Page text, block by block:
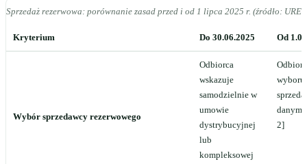
Sprzedaż rezerwowa: porównanie zasad przed i od 1 lipca 2025 r. (źródło:
Kryterium Do 30.06.2025 Od
Wybór sprzedawcy rezerwowego
Odbiorca
wskazuje
samodzielnie w
umowie
dystrybucyjnej
lub
kompleksowej
wyboru
danym
2]